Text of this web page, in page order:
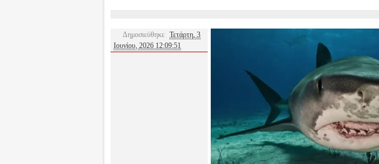
Δημοσιεύθηκε Τετάρτη, 3
Ιουνίου, 2026 12:09:51